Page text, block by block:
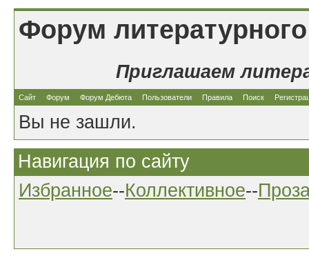
Форум
Приглашаем
Сайт Форум Форум Дебюта Пользователи Правила Поиск
Вы не зашли.
Навигация по сайту
Избранное--Коллективное--